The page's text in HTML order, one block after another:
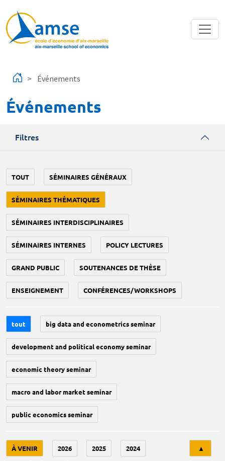
Événements
Événements
Filtres
TOUT SÉMINAIRES GÉNÉRAUX
SÉMINAIRES THÉMATIQUES
SÉMINAIRES INTERDISCIPLINAIRES
SÉMINAIRES INTERNES POLICY LECTURES
GRAND PUBLIC SOUTENANCES DE THÈSE
ENSEIGNEMENT CONFÉRENCES/WORKSHOPS
tout big data and econometrics seminar
development and political economy seminar
economic theory seminar
macro and labor market seminar
public economics seminar
À VENIR 2026 2025 2024 ▲